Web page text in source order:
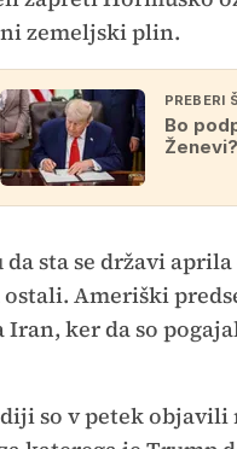
zemeljski plin.
PREBERI
Bo
Ženevi?
sta se državi
Ameriški
Iran, ker da so
so v petek objavili